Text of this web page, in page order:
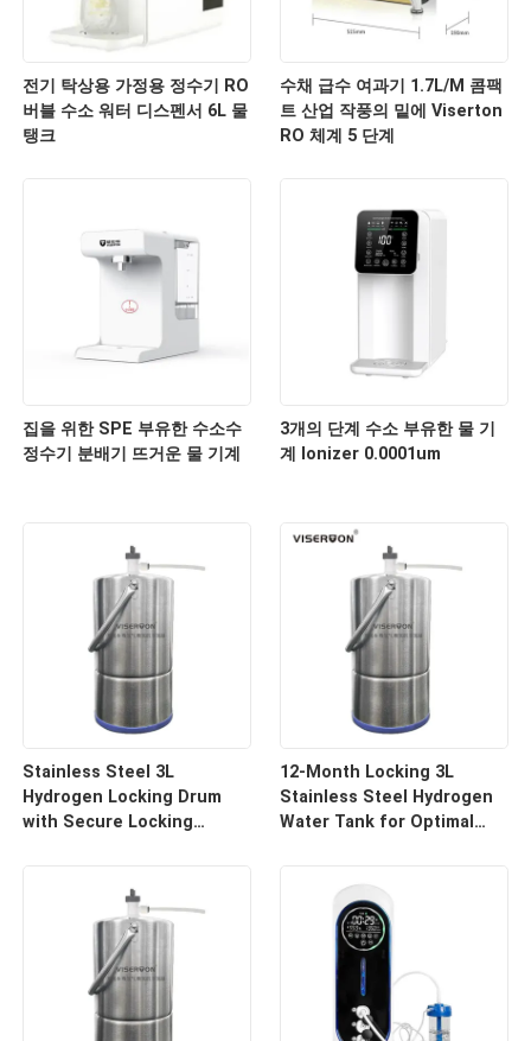
전기 탁상용 가정용 정수기 RO
버블 수소 워터 디스펜서 6L 물
탱크
수채 급수 여과기 1.7L/M 콤팩
트 산업 작풍의 밑에 Viserton
RO 체계 5 단계
집을 위한 SPE 부유한 수소수
정수기 분배기 뜨거운 물 기계
3개의 단계 수소 부유한 물 기
계 Ionizer 0.0001um
Stainless Steel 3L
Hydrogen Locking Drum
with Secure Locking
12-Month Locking 3L
Stainless Steel Hydrogen
Water Tank for Optimal